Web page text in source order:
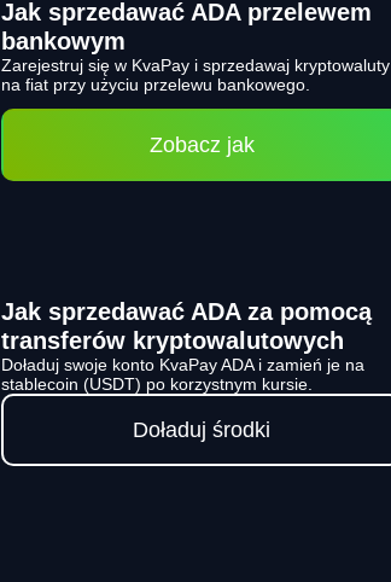
Jak sprzedawać ADA przelewem
bankowym
Zarejestruj się w KvaPay i sprzedawaj kryptowaluty
na fiat przy użyciu przelewu bankowego.
Zobacz jak
Jak sprzedawać ADA za pomocą
transferów kryptowalutowych
Doładuj swoje konto KvaPay ADA i zamień je na
stablecoin (USDT) po korzystnym kursie.
Doładuj środki